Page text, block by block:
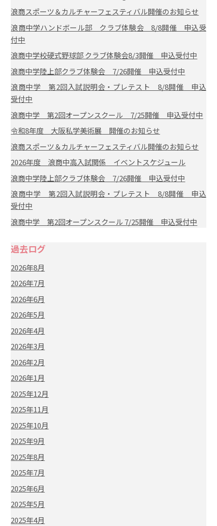
浪商スポーツ＆カルチャーフェスティバル開催のお知らせ
浪商中学ハンドボール部 クラブ体験会 8/8開催 申込受
付中
浪商中学校硬式野球部 クラブ体験会8/3開催 申込受付中
浪商中学陸上部クラブ体験会 7/26開催 申込受付中
浪商中学 第2回入試説明会・プレテスト 8/8開催 申込
受付中
浪商中学 第2回オープンスクール 7/25開催 申込受付中
令和8年度 大阪私学美術展 開催のお知らせ
浪商スポーツ＆カルチャーフェスティバル開催のお知らせ
2026年度 浪商中高入試関係 イベントスケジュール
浪商中学陸上部クラブ体験会 7/26開催 申込受付中
浪商中学 第2回入試説明会・プレテスト 8/8開催 申込
受付中
浪商中学 第2回オープンスクール 7/25開催 申込受付中
過去ログ
2026年8月
2026年7月
2026年6月
2026年5月
2026年4月
2026年3月
2026年2月
2026年1月
2025年12月
2025年11月
2025年10月
2025年9月
2025年8月
2025年7月
2025年6月
2025年5月
2025年4月